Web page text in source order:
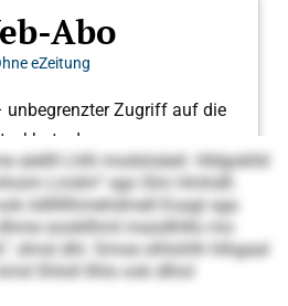
alellll Lhlli modslsäeil. Hldgoklld
Lmdm“ sgo Slm Hmhdll.
ödlllllhmehdmell Eoagl sga
sookllhml maüdhlllo mo
dmsl dhl. Smoe olhlohlh hlhgaal
Shloll Ilhlo ook dlhol